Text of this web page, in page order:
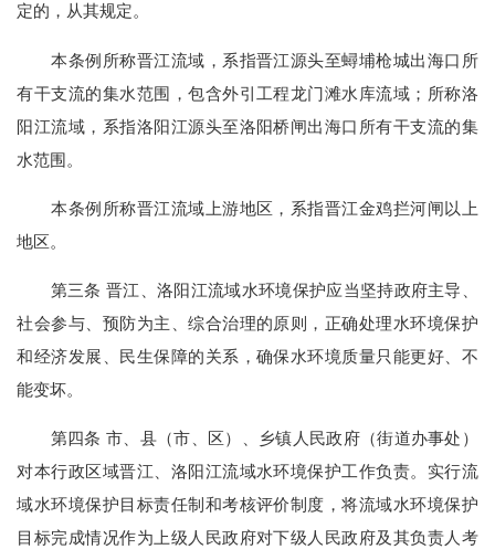
定的，从其规定。
本条例所称晋江流域，系指晋江源头至蟳埔枪城出海口所
有干支流的集水范围，包含外引工程龙门滩水库流域；所称洛
阳江流域，系指洛阳江源头至洛阳桥闸出海口所有干支流的集
水范围。
本条例所称晋江流域上游地区，系指晋江金鸡拦河闸以上
地区。
第三条 晋江、洛阳江流域水环境保护应当坚持政府主导、
社会参与、预防为主、综合治理的原则，正确处理水环境保护
和经济发展、民生保障的关系，确保水环境质量只能更好、不
能变坏。
第四条 市、县（市、区）、乡镇人民政府（街道办事处）
对本行政区域晋江、洛阳江流域水环境保护工作负责。实行流
域水环境保护目标责任制和考核评价制度，将流域水环境保护
目标完成情况作为上级人民政府对下级人民政府及其负责人考